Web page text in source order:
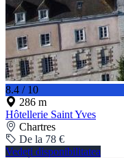
8.4 / 10
286 m
Hôtellerie Saint Yves
Chartres
De la 78 €
Vedeți disponibilitatea